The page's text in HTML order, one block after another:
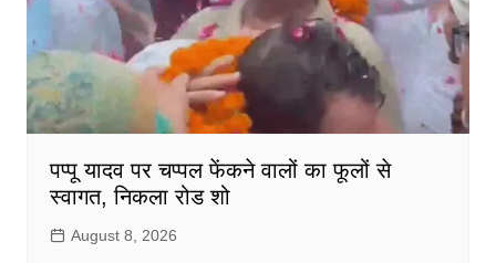
पप्पू यादव पर चप्पल फेंकने वालों का फूलों से
स्वागत, निकला रोड शो
August 8, 2026